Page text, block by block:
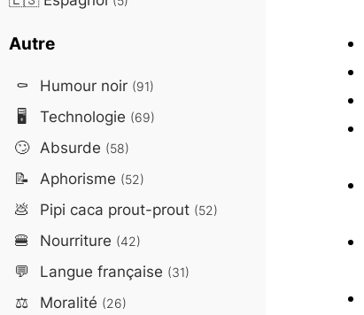
Autre
⚰️ Humour noir (91)
🖥️ Technologie (69)
🙄 Absurde (58)
📝 Aphorisme (52)
💩 Pipi caca prout-prout (52)
🍔 Nourriture (42)
💬 Langue française (31)
⚖️ Moralité (26)